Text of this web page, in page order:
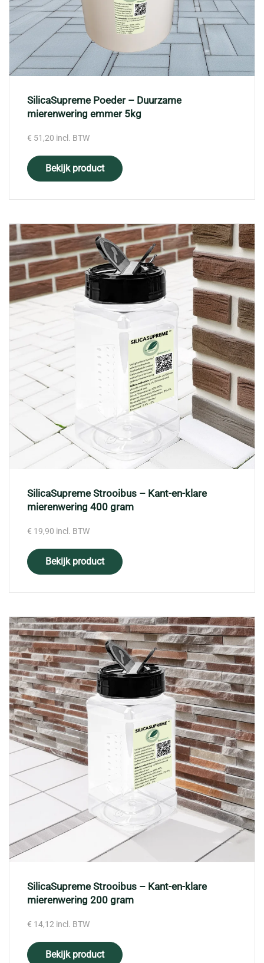
SilicaSupreme Poeder – Duurzame
mierenwering emmer 5kg
€ 51,20 incl. BTW
Bekijk product
SilicaSupreme Strooibus – Kant-en-klare
mierenwering 400 gram
€ 19,90 incl. BTW
Bekijk product
SilicaSupreme Strooibus – Kant-en-klare
mierenwering 200 gram
€ 14,12 incl. BTW
Bekijk product